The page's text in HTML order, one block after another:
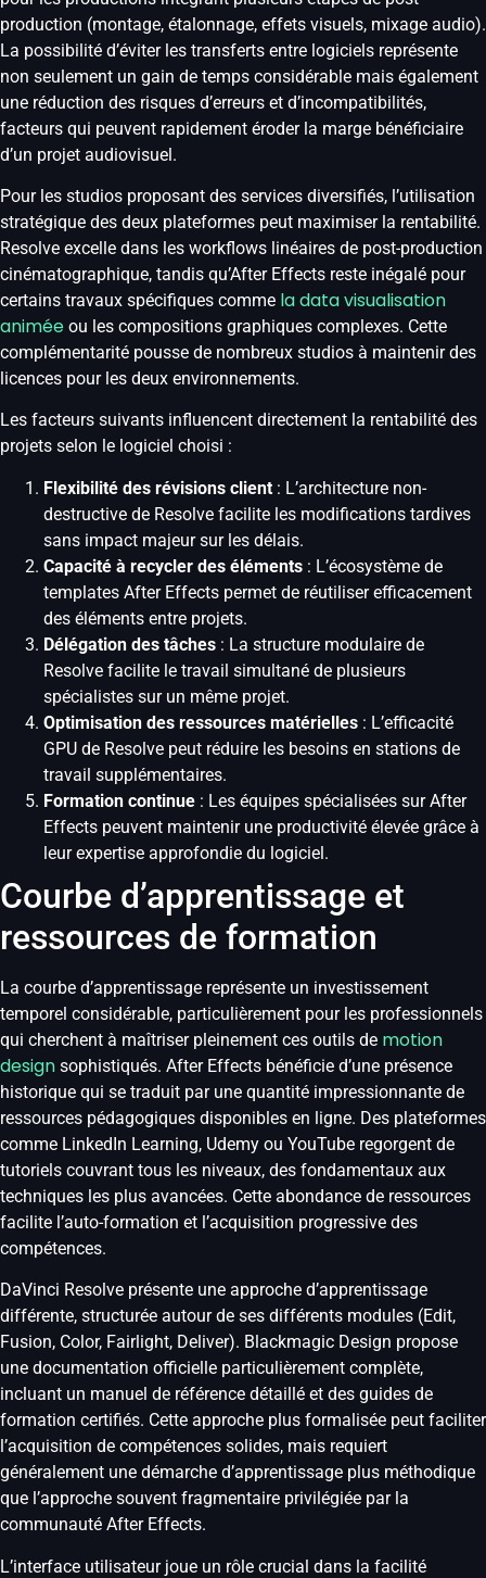
production (montage, étalonnage, effets visuels, mixage audio).
La possibilité d’éviter les transferts entre logiciels représente
non seulement un gain de temps considérable mais également
une réduction des risques d’erreurs et d’incompatibilités,
facteurs qui peuvent rapidement éroder la marge bénéficiaire
d’un projet audiovisuel.
Pour les studios proposant des services diversifiés, l’utilisation
stratégique des deux plateformes peut maximiser la rentabilité.
Resolve excelle dans les workflows linéaires de post-production
cinématographique, tandis qu’After Effects reste inégalé pour
certains travaux spécifiques comme la data visualisation
animée ou les compositions graphiques complexes. Cette
complémentarité pousse de nombreux studios à maintenir des
licences pour les deux environnements.
Les facteurs suivants influencent directement la rentabilité des
projets selon le logiciel choisi :
Flexibilité des révisions client : L’architecture non-
destructive de Resolve facilite les modifications tardives
sans impact majeur sur les délais.
Capacité à recycler des éléments : L’écosystème de
templates After Effects permet de réutiliser efficacement
des éléments entre projets.
Délégation des tâches : La structure modulaire de
Resolve facilite le travail simultané de plusieurs
spécialistes sur un même projet.
Optimisation des ressources matérielles : L’efficacité
GPU de Resolve peut réduire les besoins en stations de
travail supplémentaires.
Formation continue : Les équipes spécialisées sur After
Effects peuvent maintenir une productivité élevée grâce à
leur expertise approfondie du logiciel.
Courbe d’apprentissage et
ressources de formation
La courbe d’apprentissage représente un investissement
temporel considérable, particulièrement pour les professionnels
qui cherchent à maîtriser pleinement ces outils de motion
design sophistiqués. After Effects bénéficie d’une présence
historique qui se traduit par une quantité impressionnante de
ressources pédagogiques disponibles en ligne. Des plateformes
comme LinkedIn Learning, Udemy ou YouTube regorgent de
tutoriels couvrant tous les niveaux, des fondamentaux aux
techniques les plus avancées. Cette abondance de ressources
facilite l’auto-formation et l’acquisition progressive des
compétences.
DaVinci Resolve présente une approche d’apprentissage
différente, structurée autour de ses différents modules (Edit,
Fusion, Color, Fairlight, Deliver). Blackmagic Design propose
une documentation officielle particulièrement complète,
incluant un manuel de référence détaillé et des guides de
formation certifiés. Cette approche plus formalisée peut faciliter
l’acquisition de compétences solides, mais requiert
généralement une démarche d’apprentissage plus méthodique
que l’approche souvent fragmentaire privilégiée par la
communauté After Effects.
L’interface utilisateur joue un rôle crucial dans la facilité